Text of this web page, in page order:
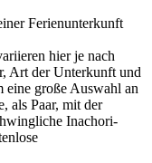
Ferienunterkunft
hier je nach
Art der Unterkunft und
eine große Auswahl an
als Paar, mit der
Inachori-